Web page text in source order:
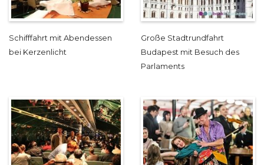
Schifffahrt mit Abendessen
bei Kerzenlicht
Große Stadtrundfahrt
Budapest mit Besuch des
Parlaments